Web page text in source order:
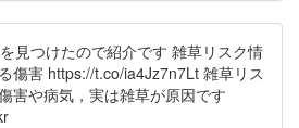
見つけたので紹介です 雑草リスク情
傷害 https://t.co/ia4Jz7n7Lt 雑草リス
害や病気，実は雑草が原因です